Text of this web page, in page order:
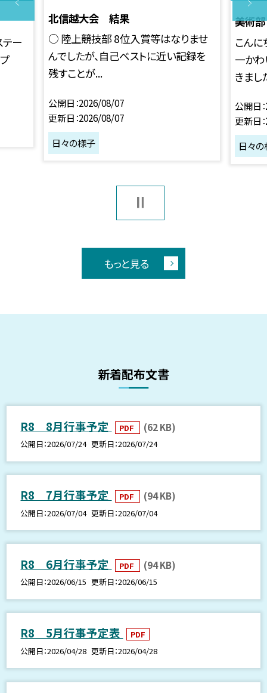
テー
北信越大会 結果
○ 陸上競技部 8位入賞等はなりませ
んでしたが、自己ベストに近い記録を
残すことが...
公開日 2026/08/07
更新日 2026/08/07
日々の様子
美術
こんに
一か
きまし
公開日
更新日
日々
もっと見る
新着配布文書
R8 8月行事予定 PDF (62 KB)
公開日 2026/07/24 更新日 2026/07/24
R8 7月行事予定 PDF (94 KB)
公開日 2026/07/04 更新日 2026/07/04
R8 6月行事予定 PDF (94 KB)
公開日 2026/06/15 更新日 2026/06/15
R8 5月行事予定表
PDF
公開日 2026/04/28 更新日 2026/04/28